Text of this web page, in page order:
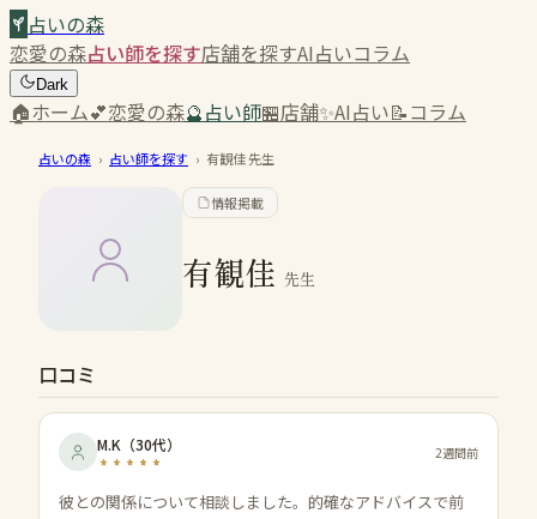
占いの森
恋愛の森占い師を探す店舗を探すAI占いコラム
Dark
🏠ホーム💕恋愛の森🔮占い師🏪店舗✨AI占い📝コラム
占いの森 › 占い師を探す › 有観佳先生
情報掲載
有観佳 先生
口コミ
M.K （30代） 2週間前
彼との関係について相談しました。的確なアドバイスで前